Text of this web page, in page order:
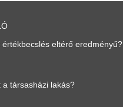
értékbecslés eltérő eredményű?
a társasházi lakás?